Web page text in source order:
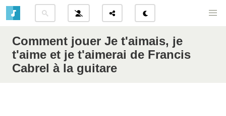
Comment jouer Je t'aimais, je
t'aime et je t'aimerai de Francis
Cabrel à la guitare